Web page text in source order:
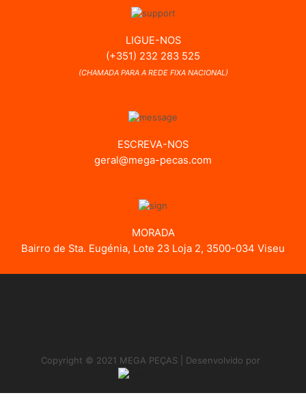
LIGUE-NOS
(+351) 232 283 525
(CHAMADA PARA A REDE FIXA NACIONAL)
ESCREVA-NOS
geral@mega-pecas.com
MORADA
Bairro de Sta. Eugénia, Lote 23 Loja 2, 3500-034 Viseu
Copyright © 2021 MEGA PEÇAS | Desenvolvido por